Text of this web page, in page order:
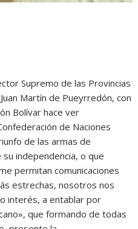
Supremo de las Provincias
Martín de Pueyrredón, con
Bolívar hace ver
de Naciones
de las armas de
independencia, o que
permitan comunicaciones
estrechas, nosotros nos
interés, a entablar por
que formando de todas